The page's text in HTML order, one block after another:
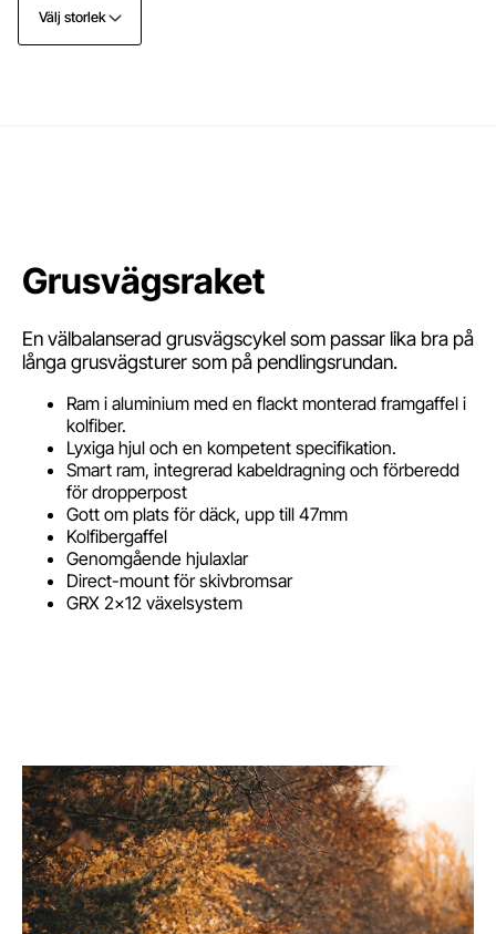
Välj storlek
Grusvägsraket
En välbalanserad grusvägscykel som passar lika bra på
långa grusvägsturer som på pendlingsrundan.
Ram i aluminium med en flackt monterad framgaffel i
kolfiber.
Lyxiga hjul och en kompetent specifikation.
Smart ram, integrerad kabeldragning och förberedd
för dropperpost
Gott om plats för däck, upp till 47mm
Kolfibergaffel
Genomgående hjulaxlar
Direct-mount för skivbromsar
GRX 2x12 växelsystem